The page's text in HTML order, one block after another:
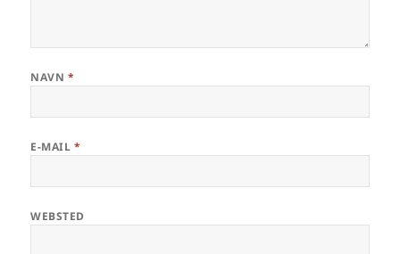
NAVN *
E-MAIL *
WEBSTED